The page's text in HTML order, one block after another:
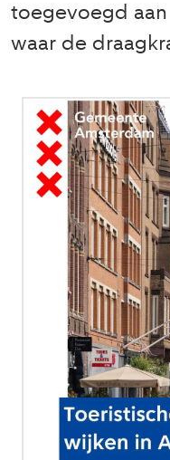
toegevoegd
waar de